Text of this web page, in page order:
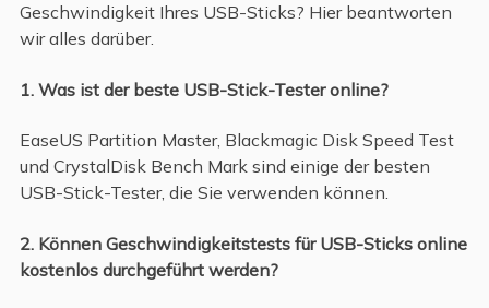
Geschwindigkeit Ihres USB-Sticks? Hier beantworten
wir alles darüber.
1. Was ist der beste USB-Stick-Tester online?
EaseUS Partition Master, Blackmagic Disk Speed Test
und CrystalDisk Bench Mark sind einige der besten
USB-Stick-Tester, die Sie verwenden können.
2. Können Geschwindigkeitstests für USB-Sticks online
kostenlos durchgeführt werden?